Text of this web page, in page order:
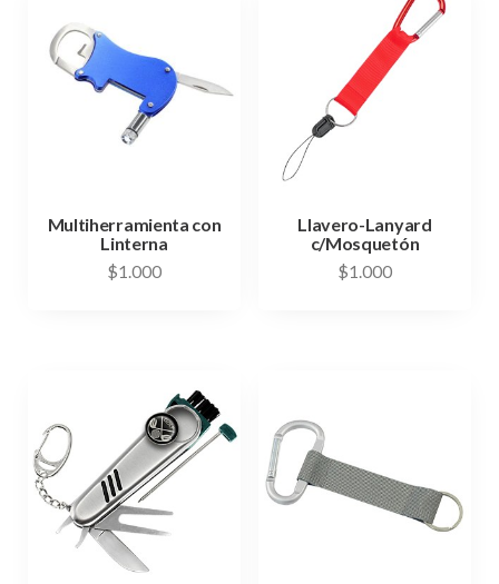
Multiherramienta con
Linterna
$1.000
Llavero-Lanyard
c/Mosquetón
$1.000